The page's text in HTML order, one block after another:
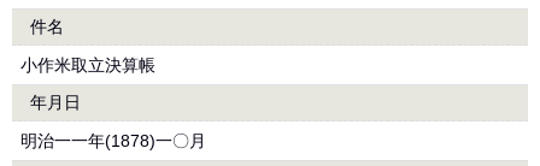
件名
小作米取立決算帳
年月日
明治一一年(1878)一〇月